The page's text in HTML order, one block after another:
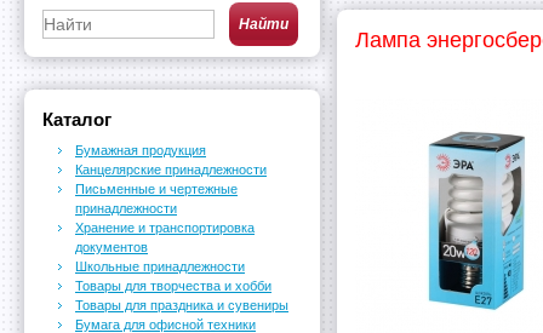
Лампа
Каталог
Бумажная продукция
Канцелярские принадлежности
Письменные и чертежные
принадлежности
Хранение и транспортировка
документов
Школьные принадлежности
Товары для творчества и хобби
Товары для праздника и сувениры
Бумага для офисной техники